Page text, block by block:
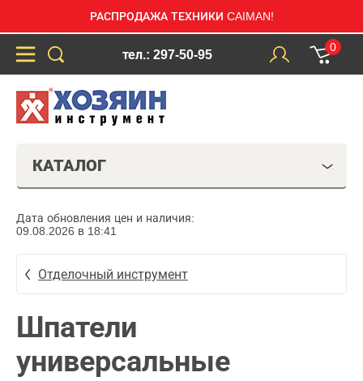
РАСПРОДАЖА ТЕХНИКИ CAIMAN!
тел.: 297-50-95
0
КАТАЛОГ
Дата обновления цен и наличия:
09.08.2026 в 18:41
Отделочный инструмент
Шпатели
универсальные